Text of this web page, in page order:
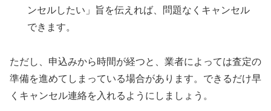
ンセルしたい」旨を伝えれば、問題なくキャンセル
できます。
ただし、申込みから時間が経つと、業者によっては査定の
準備を進めてしまっている場合があります。できるだけ早
くキャンセル連絡を入れるようにしましょう。